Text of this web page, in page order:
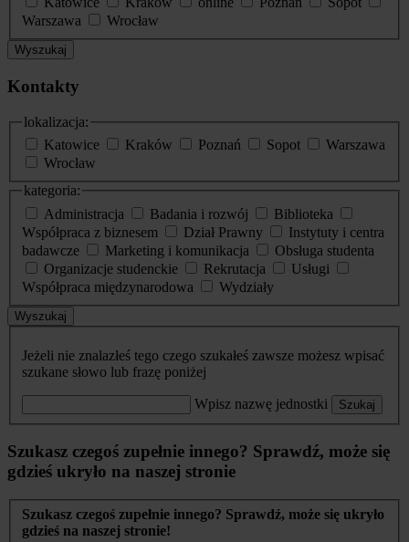
Warszawa
Wrocław
Wyszukaj
Kontakty
lokalizacja:
Katowice
Kraków Poznań Sopot
Warszawa
Wrocław
kategoria:
Administracja
Badania i rozwój
Biblioteka
Współpraca z biznesem
Dział Prawny
Instytuty i centra
badawcze
Marketing i komunikacja
Obsługa studenta
Organizacje studenckie
Rekrutacja
Usługi
Współpraca międzynarodowa
Wydziały
Wyszukaj
Jeżeli nie znalazłeś tego czego szukałeś zawsze możesz wpisać
szukane słowo lub frazę poniżej
Wpisz nazwę jednostki Szukaj
Szukasz czegoś zupełnie innego? Sprawdź, może się
gdzieś ukryło na naszej stronie
Szukasz czegoś zupełnie innego? Sprawdź, może się ukryło
gdzieś na naszej stronie!